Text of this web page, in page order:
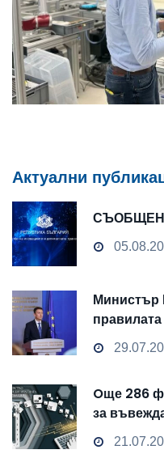
Актуални
Министър
Oще 286
за
и облачни